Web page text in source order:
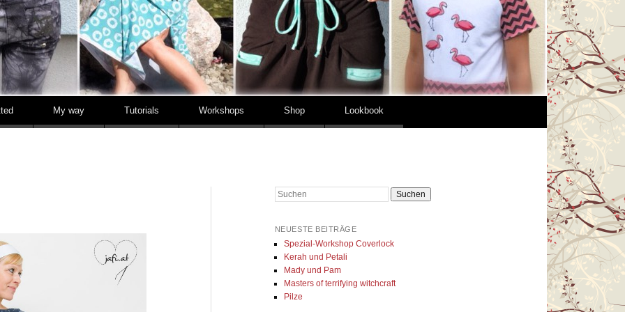
My way Tutorials Workshops Shop Lookbook
Suchen
NEUESTE BEITRÄGE
Spezial-Workshop Coverlock
Kerah und Petali
Mady und Pam
Masters of terrifying witchcraft
Pilze